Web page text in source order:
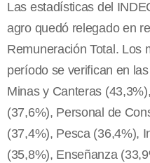
Las estadísticas del
agro quedó relegado en
Remuneración Total. Los
período se verifican en
Minas y Canteras
(37,6%), Personal de
(37,4%), Pesca (36,4%),
(35,8%), Enseñanza